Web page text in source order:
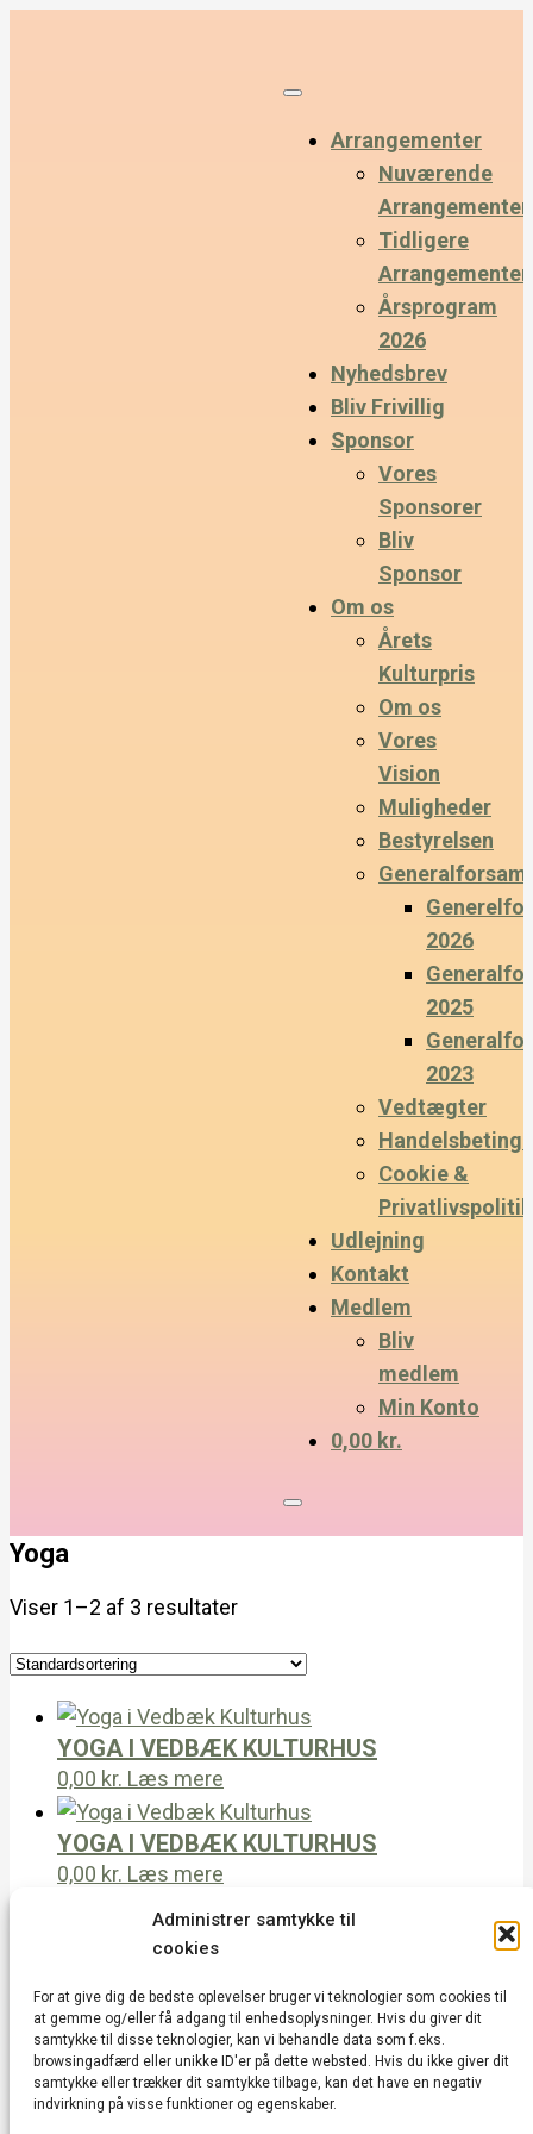
Administrer samtykke til
cookies
For at give dig de bedste oplevelser bruger vi teknologier som cookies til
at gemme og/eller få adgang til enhedsoplysninger. Hvis du giver dit
samtykke til disse teknologier, kan vi behandle data som f.eks.
browsingadfærd eller unikke ID'er på dette websted. Hvis du ikke giver dit
samtykke eller trækker dit samtykke tilbage, kan det have en negativ
indvirkning på visse funktioner og egenskaber.
Arrangementer
Nuværende
Arrangementer
Tidligere
Arrangementer
Årsprogram
2026
Nyhedsbrev
Bliv Frivillig
Sponsor
Vores
Sponsorer
Bliv
Sponsor
Om os
Årets
Kulturpris
Om os
Vores
Vision
Muligheder
Bestyrelsen
2026
2025
2023
Vedtægter
Cookie &
Privatlivspolitik
Udlejning
Kontakt
Medlem
Bliv
medlem
Min Konto
0,00 kr.
Yoga
Viser 1–2 af 3 resultater
YOGA I VEDBÆK KULTURHUS
0,00 kr. Læs mere
YOGA I VEDBÆK KULTURHUS
0,00 kr. Læs mere
→
Vedbæk Kulturhus | Vedbæk Stationsvej 20A |
2950 Vedbæk | CVR: 43752685 |